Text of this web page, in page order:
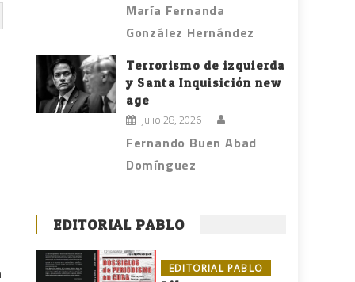
María Fernanda
González Hernández
Terrorismo de izquierda
y Santa Inquisición new
age
julio 28, 2026
Fernando Buen Abad
Domínguez
EDITORIAL PABLO
EDITORIAL PABLO